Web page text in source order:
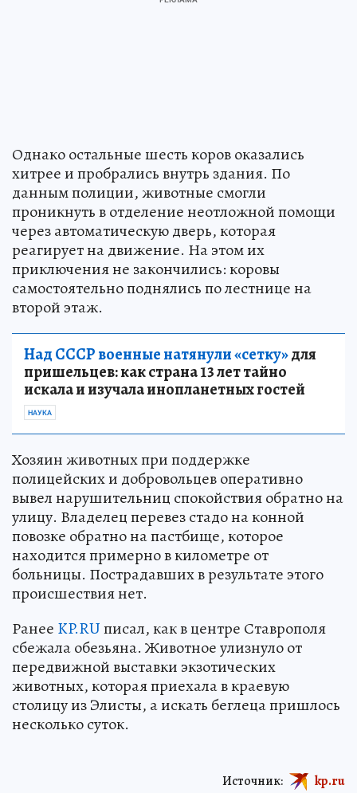
Однако остальные шесть коров оказались
хитрее и пробрались внутрь здания. По
данным полиции, животные смогли
проникнуть в отделение неотложной помощи
через автоматическую дверь, которая
реагирует на движение. На этом их
приключения не закончились: коровы
самостоятельно поднялись по лестнице на
второй этаж.
Над СССР военные натянули «сетку»для
пришельцев: как страна 13 лет тайно
искала и изучала инопланетных гостей
НАУКА
Хозяин животных при поддержке
полицейских и добровольцев оперативно
вывел нарушительниц спокойствия обратно на
улицу. Владелец перевез стадо на конной
повозке обратно на пастбище, которое
находится примерно в километре от
больницы. Пострадавших в результате этого
происшествия нет.
Ранее KP.RUписал, как в центре Ставрополя
сбежала обезьяна. Животное улизнуло от
передвижной выставки экзотических
животных, которая приехала в краевую
столицу из Элисты, а искать беглеца пришлось
несколько суток.
Источник: kp.ru